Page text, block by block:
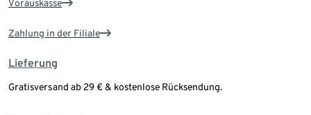
Vorauskasse
Zahlung in der Filiale
Lieferung
Gratisversand ab 29 € & kostenlose Rücksendung.